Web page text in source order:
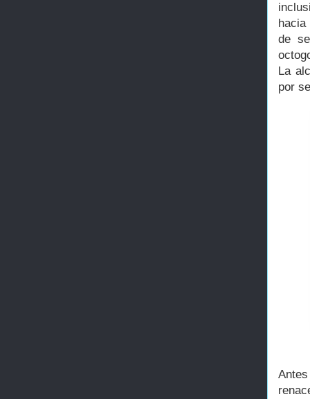
hacia
de
La
por